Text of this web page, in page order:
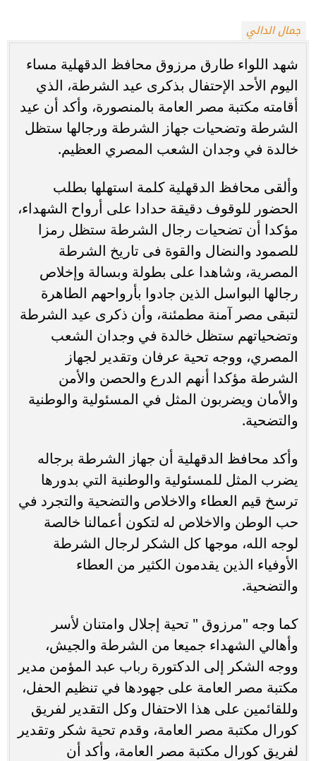
جمال الدالي
شهد اللواء طارق مرزوق محافظ الدقهلية مساء
اليوم الأحد الإحتفال بذكرى عيد الشرطة، الذي
أقامته مكتبة مصر العامة بالمنصورة، وأكد أن عيد
الشرطة وتضحيات جهاز الشرطة ورجالها ستظل
خالدة في وجدان الشعب المصري العظيم.
وألقى محافظ الدقهلية كلمة استهلها بطلب
الحضور للوقوف دقيقة حدادا على أرواح الشهداء،
مؤكدا أن تضحيات رجال الشرطة ستظل رمزا
للصمود والنضال والقوة فى تاريخ الشرطة
المصرية، وشاهدا على بطولة وبسالة وإخلاص
رجالها البواسل الذين جادوا بأرواحهم الطاهرة
لتبقى مصر آمنة مطمئنة، وأن ذكرى عيد الشرطة
وتضحياتهم ستظل خالدة في وجدان الشعب
المصري، ووجه تحية عرفان وتقدير لجهاز
الشرطة مؤكدا أنهم الدرع والحصن والأمن
والأمان ويضربون المثل في المسئولية والوطنية
والتضحية.
وأكد محافظ الدقهلية أن جهاز الشرطة برجاله
يضرب المثل للمسئولية والوطنية التي بدورها
ترسخ قيم العطاء والاخلاص والتضحية والتجرد في
حب الوطن والاخلاص له لتكون أعمالنا خالصة
لوجه الله، موجها كل الشكر لرجال الشرطة
الأوفياء الذين يقدمون الكثير من العطاء
والتضحية.
كما وجه "مرزوق " تحية إجلال وامتنان لأسر
وأهالي الشهداء جميعا من الشرطة والجيش،
ووجه الشكر إلى الدكتورة رباب عبد المؤمن مدير
مكتبة مصر العامة على جهودها في تنظيم الحفل،
وللقائمين على هذا الاحتفال وكل التقدير لفريق
كورال مكتبة مصر العامة، وقدم تحية شكر وتقدير
لفريق كورال مكتبة مصر العامة، وأكد أن